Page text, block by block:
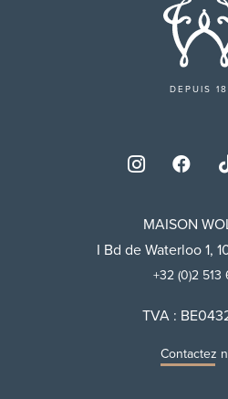
DEPUIS
MAISON
I Bd de Waterloo 1,
+32 (0)2 513
TVA :
Contactez